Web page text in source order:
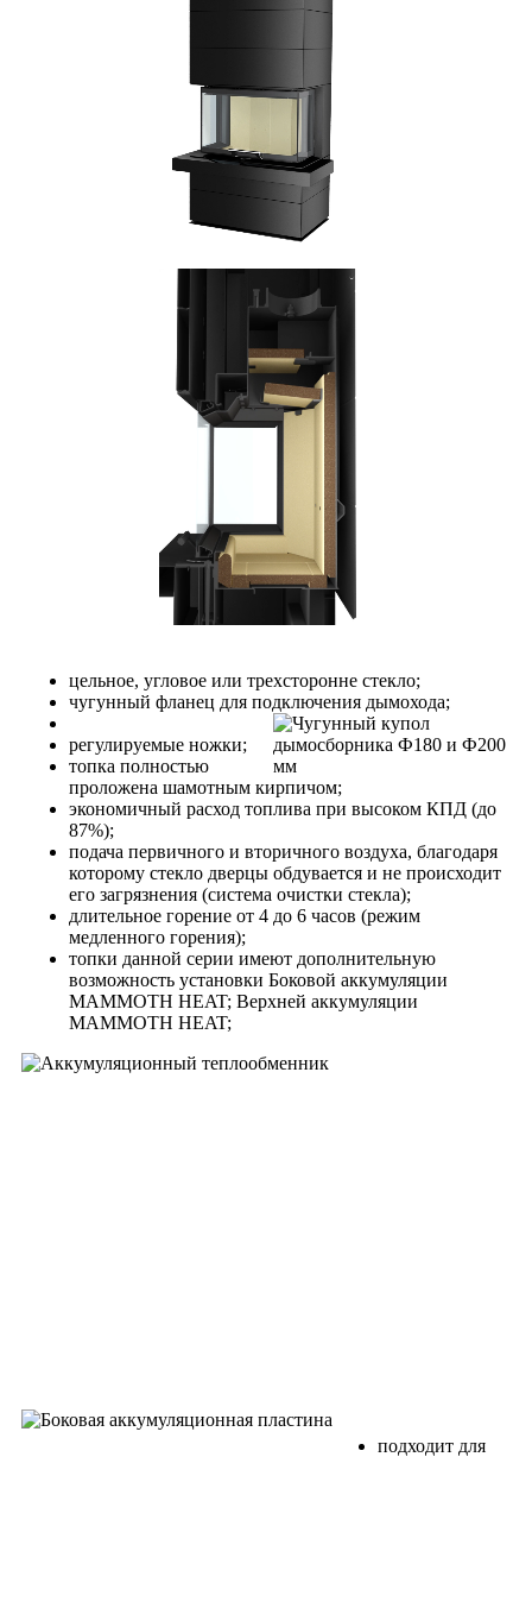
цельное, угловое или трехсторонне стекло;
чугунный фланец для подключения дымохода;
регулируемые ножки;
топка полностью
проложена шамотным кирпичом;
экономичный расход топлива при высоком КПД (до
87%);
подача первичного и вторичного воздуха, благодаря
которому стекло дверцы обдувается и не происходит
его загрязнения (система очистки стекла);
длительное горение от 4 до 6 часов (режим
медленного горения);
топки данной серии имеют дополнительную
возможность установки Боковой аккумуляции
MAMMOTH HEAT; Верхней аккумуляции
MAMMOTH HEAT;
подходит для